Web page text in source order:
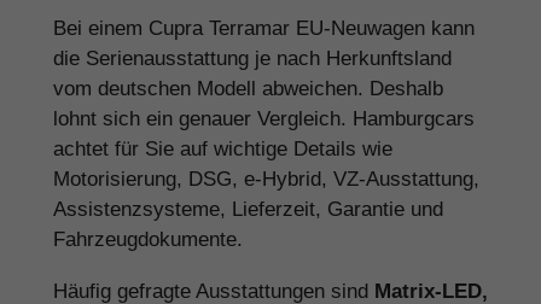
Bei einem Cupra Terramar EU-Neuwagen kann
die Serienausstattung je nach Herkunftsland
vom deutschen Modell abweichen. Deshalb
lohnt sich ein genauer Vergleich. Hamburgcars
achtet für Sie auf wichtige Details wie
Motorisierung, DSG, e-Hybrid, VZ-Ausstattung,
Assistenzsysteme, Lieferzeit, Garantie und
Fahrzeugdokumente.
Häufig gefragte Ausstattungen sind Matrix-LED,